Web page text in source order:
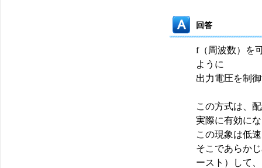
回答
f（周波数）を
ように
出力電圧を制
この方式は、
実際に有効に
この現象は低
そこであらか
ースト）して、